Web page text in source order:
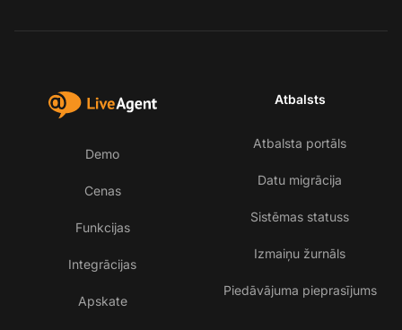
Demo
Cenas
Funkcijas
Integrācijas
Apskate
Atbalsts
Atbalsta portāls
Datu migrācija
Sistēmas statuss
Izmaiņu žurnāls
Piedāvājuma pieprasījums